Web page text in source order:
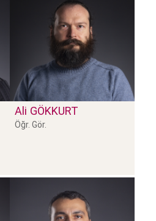
Ali GÖKKURT
Öğr. Gör.